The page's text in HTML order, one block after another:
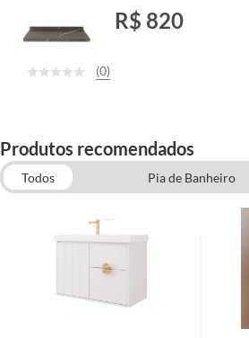
R$ 820
(0)
Produtos recomendados
Todos Pia de Banheiro
Iluminação, UD, Organização e Decoração